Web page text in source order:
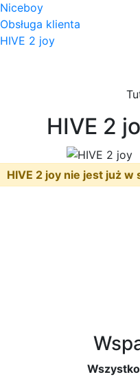
Niceboy
Obsługa klienta
HIVE 2 joy
HIVE 2
HIVE 2 joy nie jest już w